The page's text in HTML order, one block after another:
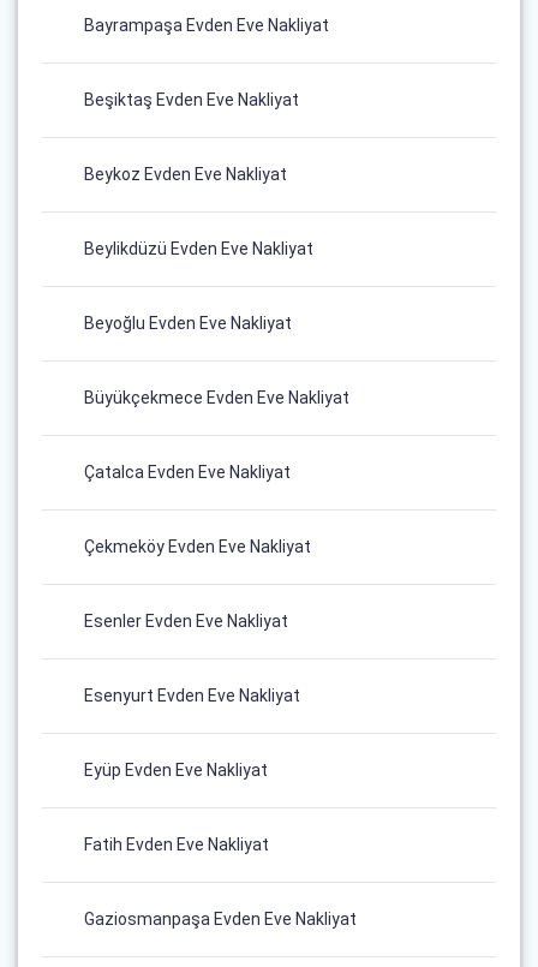
Bayrampaşa Evden Eve Nakliyat
Beşiktaş Evden Eve Nakliyat
Beykoz Evden Eve Nakliyat
Beylikdüzü Evden Eve Nakliyat
Beyoğlu Evden Eve Nakliyat
Büyükçekmece Evden Eve Nakliyat
Çatalca Evden Eve Nakliyat
Çekmeköy Evden Eve Nakliyat
Esenler Evden Eve Nakliyat
Esenyurt Evden Eve Nakliyat
Eyüp Evden Eve Nakliyat
Fatih Evden Eve Nakliyat
Gaziosmanpaşa Evden Eve Nakliyat